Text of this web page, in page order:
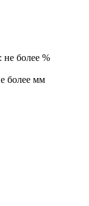
более %
более мм